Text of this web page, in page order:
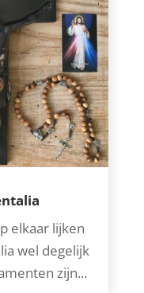
elkaar lijken
wel degelijk
zijn...